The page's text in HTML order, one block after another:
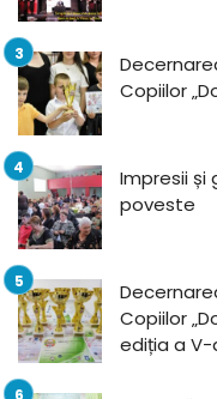
Copiilor
Impresii și
poveste
Copiilor
ediția a V-